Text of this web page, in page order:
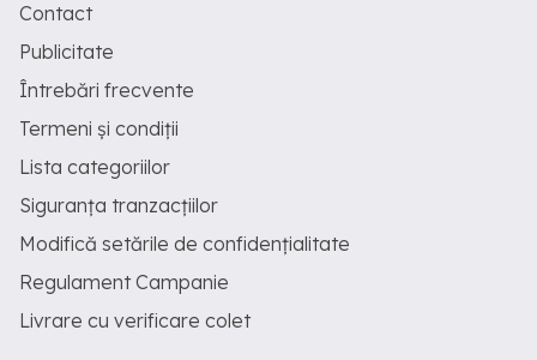
Contact
Publicitate
Întrebări frecvente
Termeni și condiții
Lista categoriilor
Siguranța tranzacțiilor
Modifică setările de confidențialitate
Regulament Campanie
Livrare cu verificare colet